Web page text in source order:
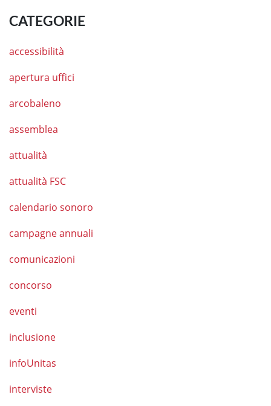
CATEGORIE
accessibilità
apertura uffici
arcobaleno
assemblea
attualità
attualità FSC
calendario sonoro
campagne annuali
comunicazioni
concorso
eventi
inclusione
infoUnitas
interviste